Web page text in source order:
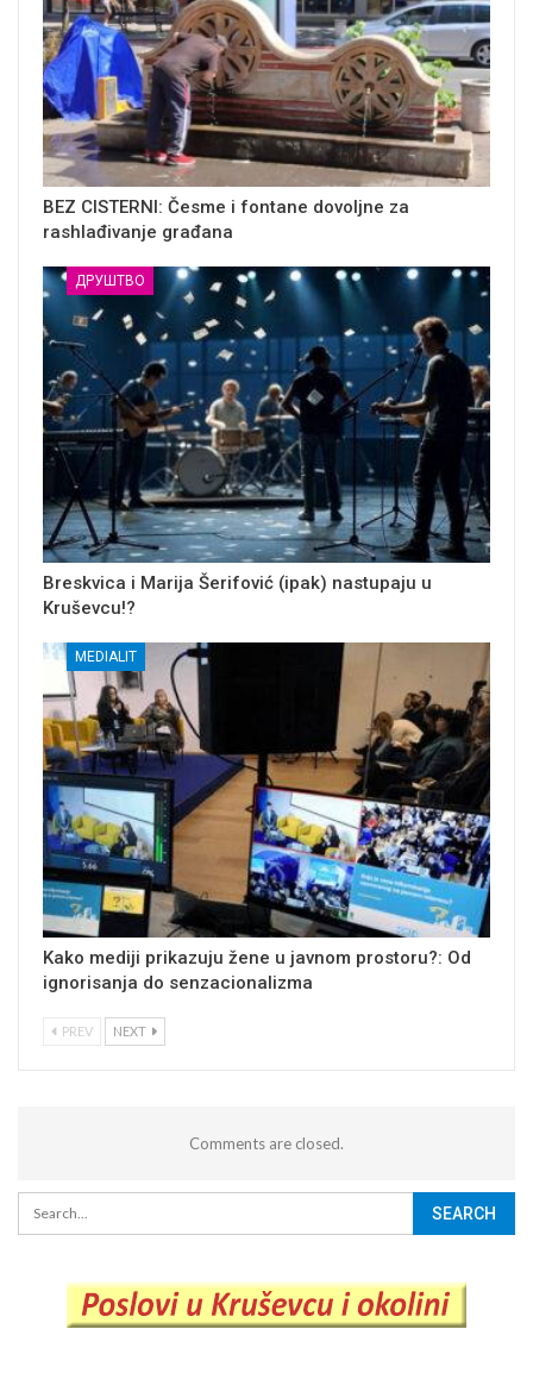
BEZ CISTERNI: Česme i fontane dovoljne za
rashlađivanje građana
ДРУШТВО
Breskvica i Marija Šerifović (ipak) nastupaju u
Kruševcu!?
MEDIALIT
Kako mediji prikazuju žene u javnom prostoru?: Od
ignorisanja do senzacionalizma
PREV NEXT
Comments are closed.